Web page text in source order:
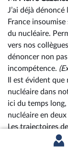
J’ai déjà
France
du nucléaire.
vers nos
dénoncer non
incompétence.
Il est évident
nucléaire dans
ici du temps
nucléaire en
Les trajectoires
indiquent que
s’accroître